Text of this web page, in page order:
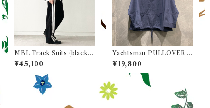
MBL Track Suits (black J
acket & black Pants)
¥45,100
Yachtsman PULLOVER S
HIRTS (ヨットマン プルオ
ーバー シャツ) / Col. Navy
(ネイビー)
¥19,800